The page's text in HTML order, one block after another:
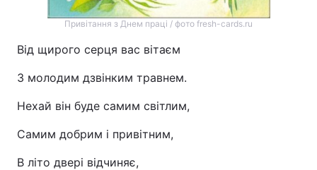
Привітання з Днем праці / фото fresh-cards.ru
Від щирого серця вас вітаєм
З молодим дзвінким травнем.
Нехай він буде самим світлим,
Самим добрим і привітним,
В літо двері відчиняє,